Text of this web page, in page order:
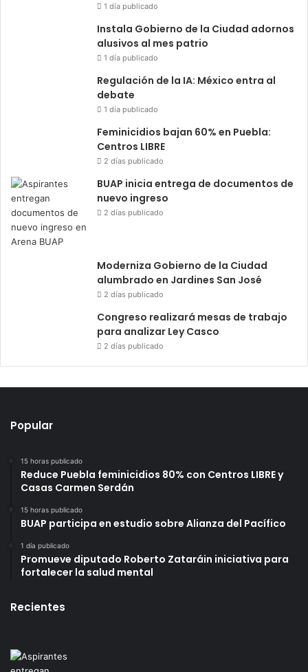
1 día publicado
Instala Gobierno de la Ciudad adornos
alusivos al mes patrio
1 día publicado
Regulación de la IA: México entra al
debate
1 día publicado
Feminicidios bajan 60% en Puebla:
Centros LIBRE
2 días publicado
BUAP inicia entrega de documentos de
nuevo ingreso
2 días publicado
Moderniza Gobierno de la Ciudad
alumbrado en Jardines San José
2 días publicado
Congreso realizará mesas de trabajo
para analizar Ley Casco
2 días publicado
Popular
15 horas publicado
Reduce Puebla feminicidios 80% con Centros LIBRE y
Casas Carmen Serdán
15 horas publicado
BUAP participa en estudio sobre Alianza del Pacífico
1 día publicado
Promueve diputado Roberto Zataráin iniciativa para
fortalecer la salud mental
Recientes